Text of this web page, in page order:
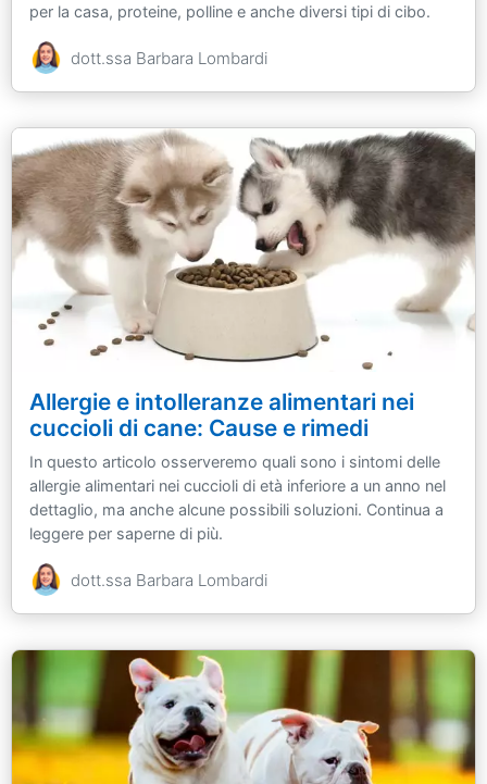
per la casa, proteine, polline e anche diversi tipi di cibo.
dott.ssa Barbara Lombardi
Allergie e intolleranze alimentari nei
cuccioli di cane: Cause e rimedi
In questo articolo osserveremo quali sono i sintomi delle
allergie alimentari nei cuccioli di età inferiore a un anno nel
dettaglio, ma anche alcune possibili soluzioni. Continua a
leggere per saperne di più.
dott.ssa Barbara Lombardi